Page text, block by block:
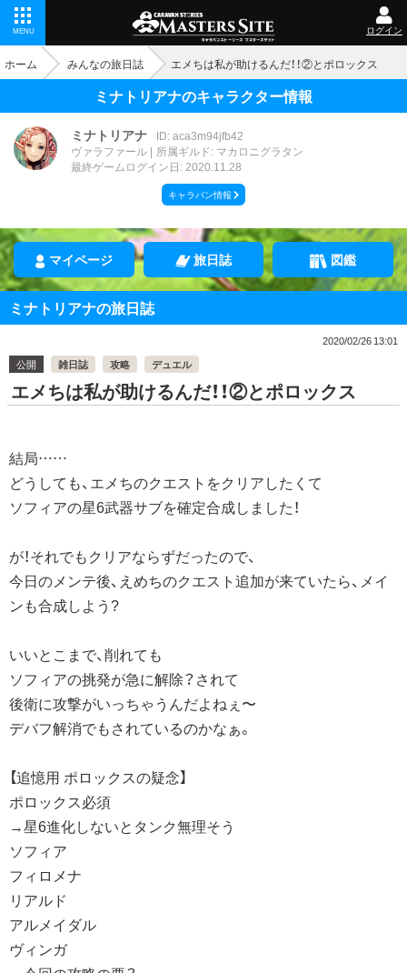
MENU ログイン
ホーム みんなの旅日誌 エメちは私が助けるんだ！！②とポロックス
ミナトリアナのキャラクター情報
ミナトリアナ
ID: aca3m94jfb42
ヴァラファール
所属ギルド: マカロニグラタン
最終ゲームログイン日: 2020.11.28
キャラバン情報
マイページ 旅日誌 図鑑
ミナトリアナの旅日誌
2020/02/26 13:01
公開
雑日誌 攻略 デュエル
エメちは私が助けるんだ！！②とポロックス
結局……
どうしても、エメちのクエストをクリアしたくて
ソフィアの星6武器サブを確定合成しました！
が！それでもクリアならずだったので、
今日のメンテ後、えめちのクエスト追加が来ていたら、メイ
ンも合成しよう?
いいとこまで、削れても
ソフィアの挑発が急に解除？されて
後衛に攻撃がいっちゃうんだよねぇ〜
デバフ解消でもされているのかなぁ。
【追憶用 ポロックスの疑念】
ポロックス必須
→星6進化しないとタンク無理そう
ソフィア
フィロメナ
リアルド
アルメイダル
ヴィンガ